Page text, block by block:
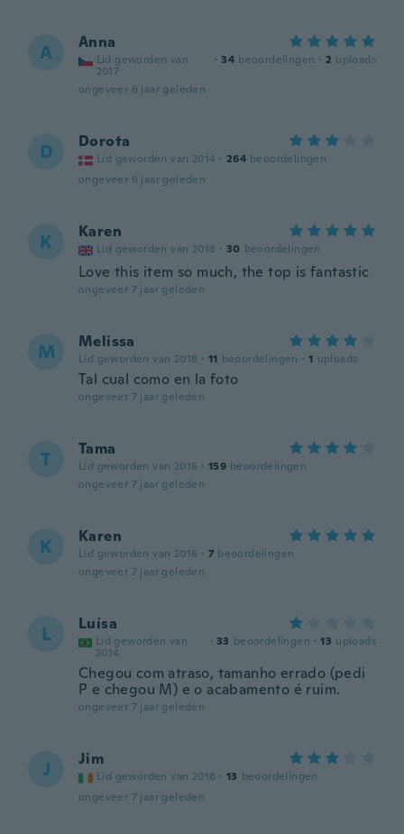
A Anna
Lid geworden van
2017
· 34 beoordelingen · 2 uploads
ongeveer 6 jaar geleden
D Dorota
Lid geworden van 2014 · 264 beoordelingen
ongeveer 6 jaar geleden
K Karen
Lid geworden van 2018 · 30 beoordelingen
Love this item so much, the top is fantastic
ongeveer 7 jaar geleden
M Melissa
Lid geworden van 2018 · 11 beoordelingen · 1 uploads
Tal cual como en la foto
ongeveer 7 jaar geleden
T Tama
Lid geworden van 2016 · 159 beoordelingen
ongeveer 7 jaar geleden
K Karen
Lid geworden van 2016 · 7 beoordelingen
ongeveer 7 jaar geleden
L Luísa
Lid geworden van
2014
· 33 beoordelingen · 13 uploads
Chegou com atraso, tamanho errado (pedi
P e chegou M) e o acabamento é ruim.
ongeveer 7 jaar geleden
J Jim
Lid geworden van 2018 · 13 beoordelingen
ongeveer 7 jaar geleden